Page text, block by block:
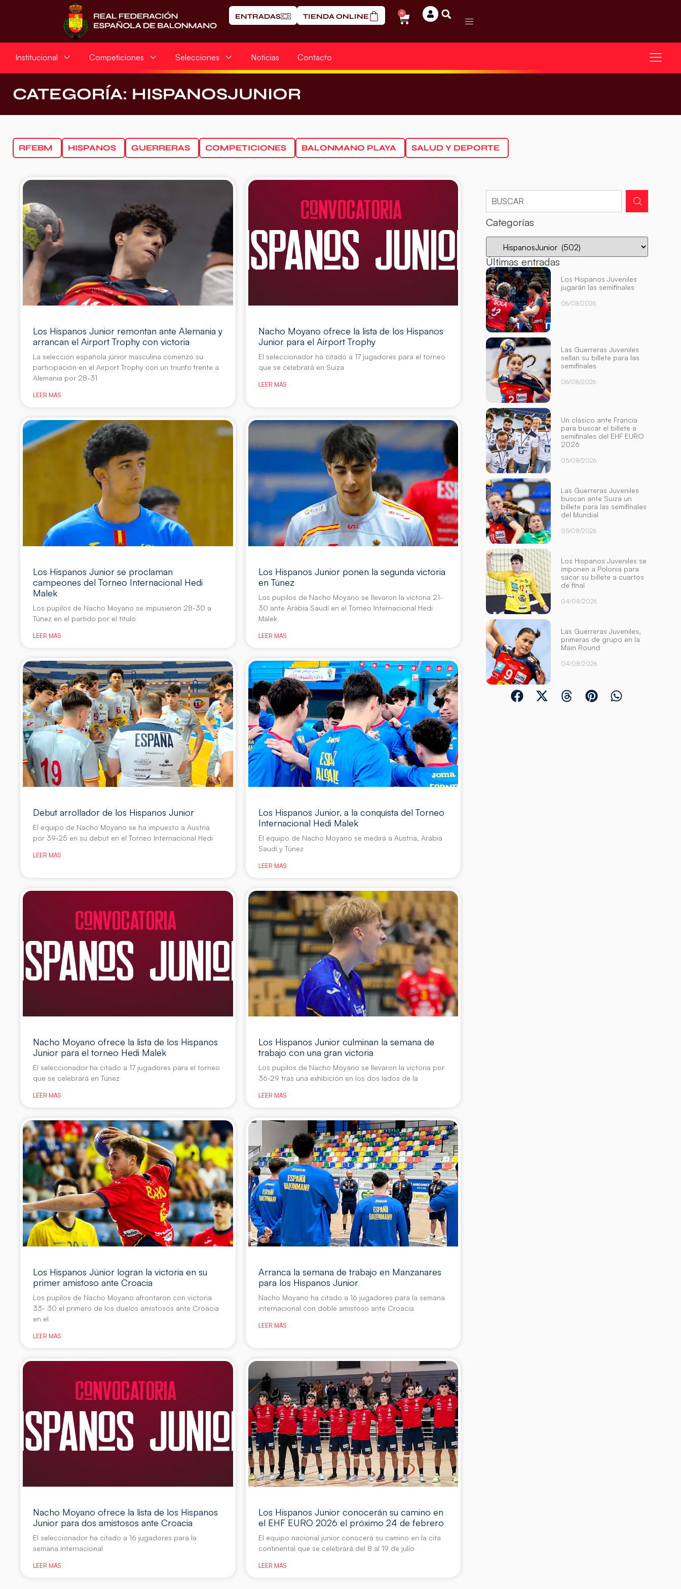
ENTRADAS TIENDA ONLINE 0
Institucional Competiciones Selecciones Noticias Contacto
CATEGORÍA: HISPANOSJUNIOR
RFEBM HISPANOS GUERRERAS COMPETICIONES BALONMANO PLAYA SALUD Y DEPORTE
Los Hispanos Junior remontan ante Alemania y
arrancan el Airport Trophy con victoria
La selección española júnior masculina comenzó su
participación en el Airport Trophy con un triunfo frente a
Alemania por 28-31
LEER MÁS
Nacho Moyano ofrece la lista de los Hispanos
Junior para el Airport Trophy
El seleccionador ha citado a 17 jugadores para el torneo
que se celebrará en Suiza
LEER MÁS
Los Hispanos Junior se proclaman
campeones del Torneo Internacional Hedi
Malek
Los pupilos de Nacho Moyano se impusieron 28-30 a
Túnez en el partido por el título
LEER MÁS
Los Hispanos Junior ponen la segunda victoria
en Túnez
Los pupilos de Nacho Moyano se llevaron la victoria 21-
30 ante Arabia Saudí en el Torneo Internacional Hedi
Malek
LEER MÁS
Debut arrollador de los Hispanos Junior
El equipo de Nacho Moyano se ha impuesto a Austria
por 39-25 en su debut en el Torneo Internacional Hedi
LEER MÁS
Los Hispanos Junior, a la conquista del Torneo
Internacional Hedi Malek
El equipo de Nacho Moyano se medirá a Austria, Arabia
Saudí y Túnez
LEER MÁS
Nacho Moyano ofrece la lista de los Hispanos
Junior para el torneo Hedi Malek
El seleccionador ha citado a 17 jugadores para el torneo
que se celebrará en Túnez
LEER MÁS
Los Hispanos Junior culminan la semana de
trabajo con una gran victoria
Los pupilos de Nacho Moyano se llevaron la victoria por
36-29 tras una exhibición en los dos lados de la
LEER MÁS
Los Hispanos Júnior logran la victoria en su
primer amistoso ante Croacia
Los pupilos de Nacho Moyano afrontaron con victoria
33- 30 el primero de los duelos amistosos ante Croacia
en el
LEER MÁS
Arranca la semana de trabajo en Manzanares
para los Hispanos Junior
Nacho Moyano ha citado a 16 jugadores para la semana
internacional con doble amistoso ante Croacia
LEER MÁS
Nacho Moyano ofrece la lista de los Hispanos
Junior para dos amistosos ante Croacia
El seleccionador ha citado a 16 jugadores para la
semana internacional
LEER MÁS
Los Hispanos Junior conocerán su camino en
el EHF EURO 2026 el próximo 24 de febrero
El equipo nacional junior conocerá su camino en la cita
continental que se celebrará del 8 al 19 de julio
LEER MÁS
Categorías
Últimas entradas
Los Hispanos Juveniles
jugarán las semifinales
06/08/2026
Las Guerreras Juveniles
sellan su billete para las
semifinales
06/08/2026
Un clásico ante Francia
para buscar el billete a
semifinales del EHF EURO
2026
05/08/2026
Las Guerreras Juveniles
buscan ante Suiza un
billete para las semifinales
del Mundial
05/08/2026
Los Hispanos Juveniles se
imponen a Polonia para
sacar su billete a cuartos
de final
04/08/2026
Las Guerreras Juveniles,
primeras de grupo en la
Main Round
04/08/2026